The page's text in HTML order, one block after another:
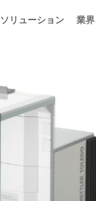
リューション 業界